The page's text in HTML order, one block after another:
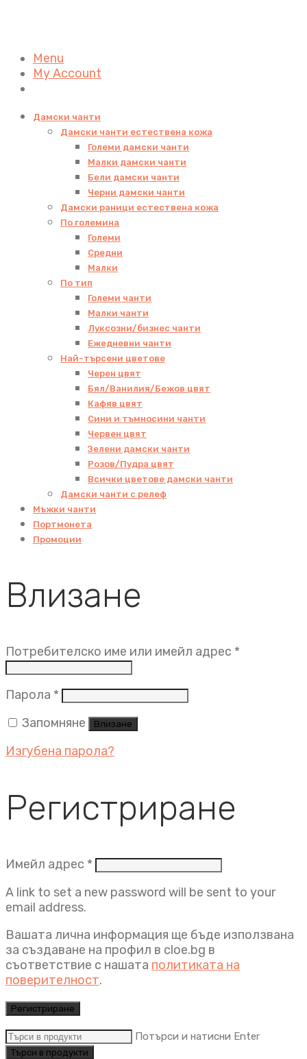
Menu
My Account
Дамски чанти
Дамски чанти естествена кожа
Големи дамски чанти
Малки дамски чанти
Бели дамски чанти
Черни дамски чанти
Дамски раници естествена кожа
По големина
Големи
Средни
Малки
По тип
Големи чанти
Малки чанти
Луксозни/бизнес чанти
Ежедневни чанти
Най-търсени цветове
Черен цвят
Бял/Ванилия/Бежов цвят
Кафяв цвят
Сини и тъмносини чанти
Червен цвят
Зелени дамски чанти
Розов/Пудра цвят
Всички цветове дамски чанти
Дамски чанти с релеф
Мъжки чанти
Портмонета
Промоции
Влизане
Потребителско име или имейл адрес *
Парола * Задължително
Запомняне
Влизане
Изгубена парола?
Регистриране
Имейл адрес * Задължително
A link to set a new password will be sent to your
email address.
Вашата лична информация ще бъде използвана
за създаване на профил в cloe.bg в
съответствие с нашата политиката на
поверителност.
Регистриране
Потърси и натисни Enter